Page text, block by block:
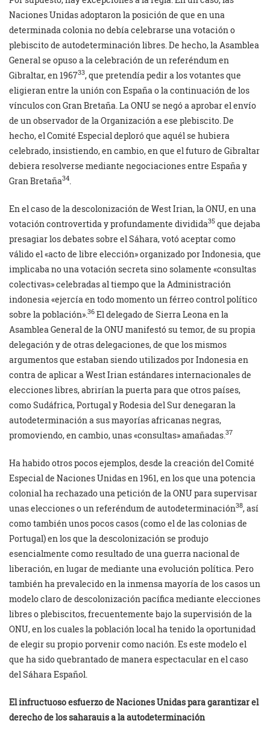
Naciones Unidas adoptaron la posición de que en una
determinada colonia no debía celebrarse una votación o
plebiscito de autodeterminación libres. De hecho, la Asamblea
General se opuso a la celebración de un referéndum en
Gibraltar, en 196733, que pretendía pedir a los votantes que
eligieran entre la unión con España o la continuación de los
vínculos con Gran Bretaña. La ONU se negó a aprobar el envío
de un observador de la Organización a ese plebiscito. De
hecho, el Comité Especial deploró que aquél se hubiera
celebrado, insistiendo, en cambio, en que el futuro de Gibraltar
debiera resolverse mediante negociaciones entre España y
Gran Bretaña34
En el caso de la descolonización de West Irian, la ONU, en una
votación controvertida y profundamente dividida35 que dejaba
presagiar los debates sobre el Sáhara, votó aceptar como
válido el «acto de libre elección» organizado por Indonesia, que
implicaba no una votación secreta sino solamente «consultas
colectivas» celebradas al tiempo que la Administración
indonesia «ejercía en todo momento un férreo control político
sobre la población». 36 El delegado de Sierra Leona en la
Asamblea General de la ONU manifestó su temor, de su propia
delegación y de otras delegaciones, de que los mismos
argumentos que estaban siendo utilizados por Indonesia en
contra de aplicar a West Irian estándares internacionales de
elecciones libres, abrirían la puerta para que otros países,
como Sudáfrica, Portugal y Rodesia del Sur denegaran la
autodeterminación a sus mayorías africanas negras,
promoviendo, en cambio, unas «consultas» amañadas. 37
Ha habido otros pocos ejemplos, desde la creación del Comité
Especial de Naciones Unidas en 1961, en los que una potencia
colonial ha rechazado una petición de la ONU para supervisar
unas elecciones o un referéndum de autodeterminación38, así
como también unos pocos casos (como el de las colonias de
Portugal) en los que la descolonización se produjo
esencialmente como resultado de una guerra nacional de
liberación, en lugar de mediante una evolución política. Pero
también ha prevalecido en la inmensa mayoría de los casos un
modelo claro de descolonización pacífica mediante elecciones
libres o plebiscitos, frecuentemente bajo la supervisión de la
ONU, en los cuales la población local ha tenido la oportunidad
de elegir su propio porvenir como nación. Es este modelo el
que ha sido quebrantado de manera espectacular en el caso
del Sáhara Español.
El infructuoso esfuerzo de Naciones Unidas para garantizar el
derecho de los saharauis a la autodeterminación